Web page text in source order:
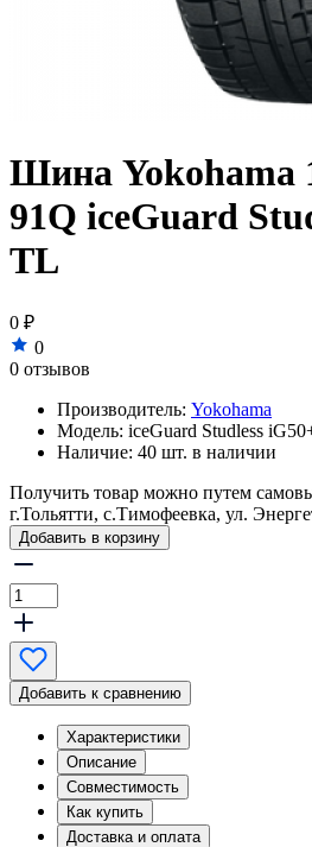
Шина Yokohama
91Q iceGuard
TL
0 ₽
0
0 отзывов
Производитель: Yokohama
Модель: iceGuard Studless
Наличие: 40 шт. в наличии
Получить товар можно путем
г.Тольятти, с.Тимофеевка, ул.
Добавить в корзину
Добавить к сравнению
Характеристики
Описание
Совместимость
Как купить
Доставка и оплата